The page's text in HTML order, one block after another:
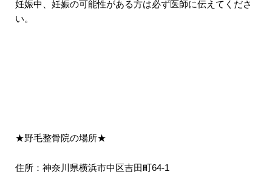
妊娠中、妊娠の可能性がある方は必ず医師に伝えてくださ
い。
★野毛整骨院の場所★
住所：神奈川県横浜市中区吉田町64-1